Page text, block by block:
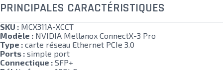
PRINCIPALES CARACTÉRISTIQUES
SKU : MCX311A-XCCT
Modèle : NVIDIA Mellanox ConnectX-3 Pro
Type : carte réseau Ethernet PCIe 3.0
Ports : simple port
Connectique : SFP+